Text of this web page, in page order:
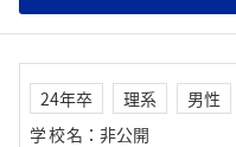
24年卒 理系
男性
学校名 ： 非公開